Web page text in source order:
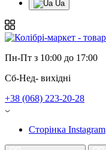
Ua
Пн-Пт з 10:00 до 17:00
Сб-Нед- вихідні
+38 (068) 223-20-28
Сторінка Instagram